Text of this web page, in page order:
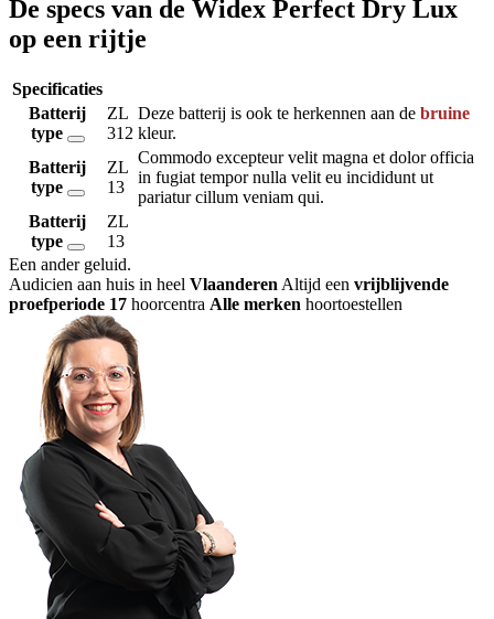
De specs van de Widex Perfect Dry Lux
op een rijtje
Specificaties
Batterij
type
ZL
312
Deze batterij is ook te herkennen aan de bruine
kleur.
Batterij
type
ZL
13
Commodo excepteur velit magna et dolor officia
in fugiat tempor nulla velit eu incididunt ut
pariatur cillum veniam qui.
Batterij
type
ZL
13
Een ander geluid.
Audicien aan huis in heel Vlaanderen Altijd een vrijblijvende
proefperiode 17 hoorcentra Alle merken hoortoestellen